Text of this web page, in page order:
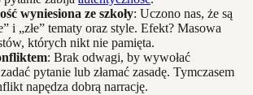
wyniesiona ze szkoły: Uczono nas, że są
i „złe” tematy oraz style. Efekt? Masowa
których nikt nie pamięta.
: Brak odwagi, by wywołać
pytanie lub złamać zasadę. Tymczasem
napędza dobrą narrację.